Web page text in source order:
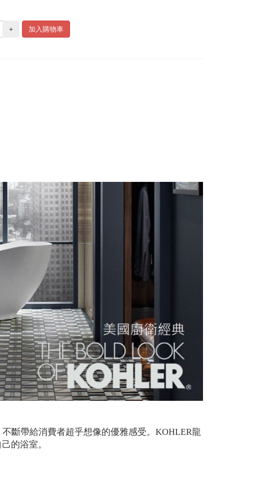
+ 加入購物車
斷帶給消費者超乎想像的優雅感受。KOHLER龍
的浴室。